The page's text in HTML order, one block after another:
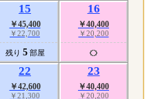
15
￥45,400
￥22,700
残り 5 部屋
16
￥40,400
￥20,200
22
￥42,600
￥21,300
23
￥40,400
￥20,200